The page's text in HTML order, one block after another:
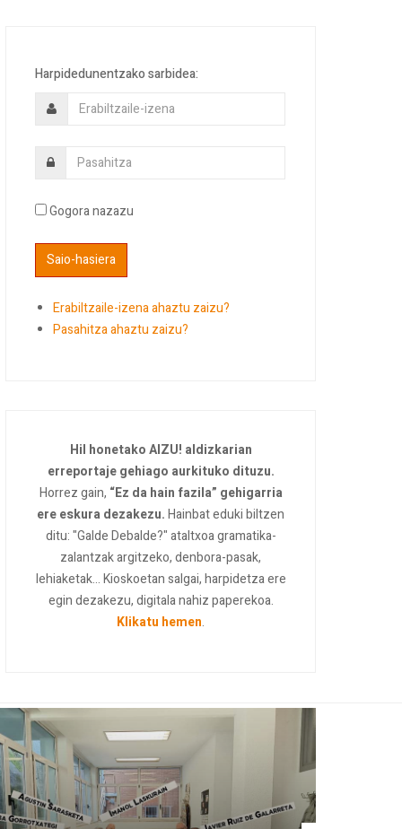
Harpidedunentzako sarbidea:
Gogora nazazu
Erabiltzaile-izena ahaztu zaizu?
Pasahitza ahaztu zaizu?
Hil honetako AIZU! aldizkarian
erreportaje gehiago aurkituko dituzu.
Horrez gain, “Ez da hain fazila” gehigarria
ere eskura dezakezu.Hainbat eduki biltzen
ditu: "Galde Debalde?" ataltxoa gramatika-
zalantzak argitzeko, denbora-pasak,
lehiaketak... Kioskoetan salgai, harpidetza ere
egin dezakezu, digitala nahiz paperekoa.
Klikatu hemen.